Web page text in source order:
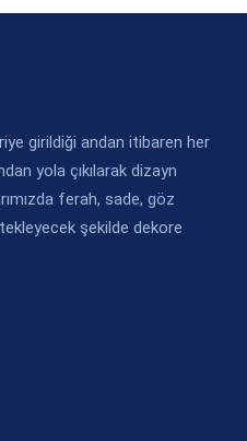
girildiği andan itibaren her
yola çıkılarak dizayn
ferah, sade, göz
şekilde dekore